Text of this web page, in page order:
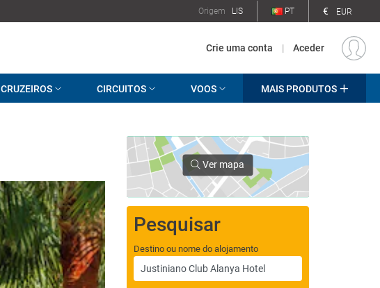
Origem LIS PT € EUR
Crie uma conta | Aceder
CRUZEIROS CIRCUITOS VOOS MAIS PRODUTOS
Ver mapa
Pesquisar
Destino ou nome do alojamento